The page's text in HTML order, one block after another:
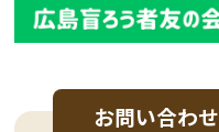
お問い合わせ